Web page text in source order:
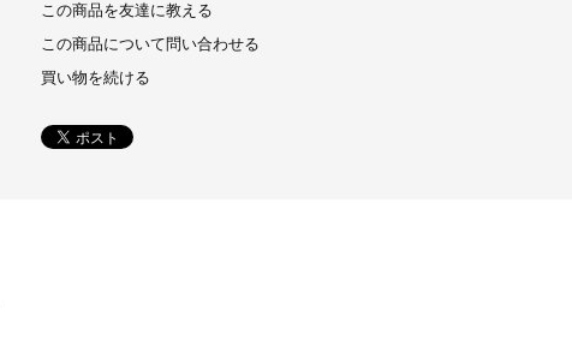
この商品を友達に教える
この商品について問い合わせる
買い物を続ける